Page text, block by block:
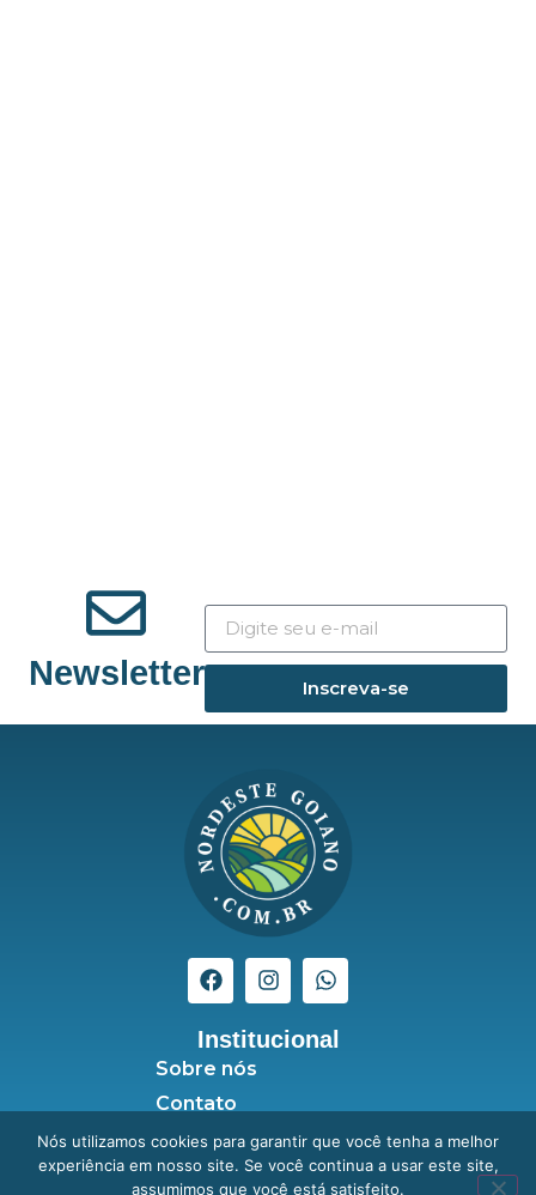
Newsletter Inscreva-se
Institucional
Sobre nós
Contato
Seja anunciante
Política de Privacidade
Nós utilizamos cookies para garantir que você tenha a melhor
experiência em nosso site. Se você continua a usar este site,
assumimos que você está satisfeito.